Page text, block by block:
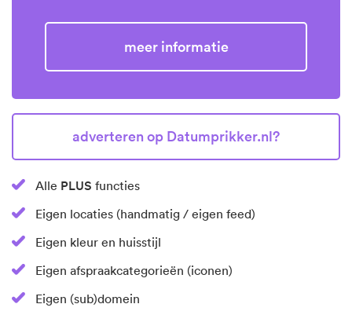
Meer informatie
Adverteren op Datumprikker.nl?
Alle PLUS functies
Eigen locaties (handmatig / eigen feed)
Eigen kleur en huisstijl
Eigen afspraakcategorieën (iconen)
Eigen (sub)domein